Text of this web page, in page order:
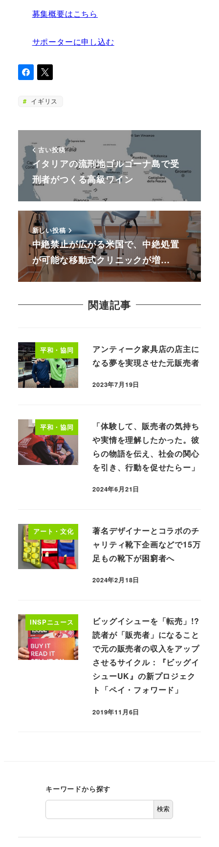
募集概要はこちら
サポーターに申し込む
イギリス
古い投稿
イタリアの流刑地ゴルゴーナ島で受
刑者がつくる高級ワイン
新しい投稿
中絶禁止が広がる米国で、中絶処置
が可能な移動式クリニックが増…
関連記事
平和・協同
アンティーク家具店の店主に
なる夢を実現させた元販売者
2023年7月19日
平和・協同
「体験して、販売者の気持ち
や実情を理解したかった。彼
らの物語を伝え、社会の関心
を引き、行動を促せたらー」
2024年6月21日
アート・文化
著名デザイナーとコラボのチ
ャリティ靴下企画などで15万
足もの靴下が困窮者へ
2024年2月18日
INSPニュース
ビッグイシューを「転売」!?
読者が「販売者」になること
で元の販売者の収入をアップ
させるサイクル：『ビッグイ
シューUK』の新プロジェク
ト「ペイ・フォワード」
2019年11月6日
キーワードから探す
検索